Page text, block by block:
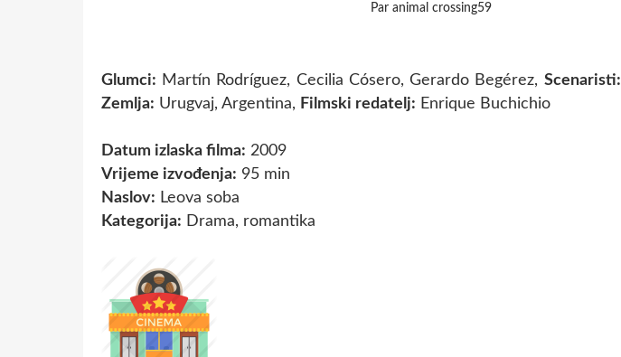
Par animal crossing59
Glumci: Martín Rodríguez, Cecilia Cósero, Gerardo Begérez, Scenaristi:
Zemlja: Urugvaj, Argentina, Filmski redatelj: Enrique Buchichio
Datum izlaska filma: 2009
Vrijeme izvođenja: 95 min
Naslov: Leova soba
Kategorija: Drama, romantika